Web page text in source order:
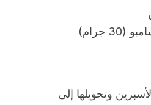
وتحويلها إلى